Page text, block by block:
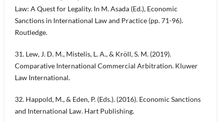
Law: A Quest for Legality. In M. Asada (Ed.), Economic
Sanctions in International Law and Practice (pp. 71-96).
Routledge.
31. Lew, J. D. M., Mistelis, L. A., & Kröll, S. M. (2019).
Comparative International Commercial Arbitration. Kluwer
Law International.
32. Happold, M., & Eden, P. (Eds.). (2016). Economic Sanctions
and International Law. Hart Publishing.